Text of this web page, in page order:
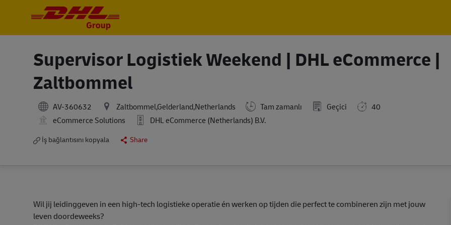
Supervisor Logistiek Weekend | DHL eCommerce |
Zaltbommel
AV-360632 Zaltbommel,Gelderland,Netherlands Tam zamanlı Geçici
40
eCommerce Solutions
DHL eCommerce (Netherlands) B.V.
İş bağlantısını kopyala Share
Wil jij leidinggeven in een high-tech logistieke operatie én werken op tijden die perfect te combineren zijn met jouw
leven doordeweeks?